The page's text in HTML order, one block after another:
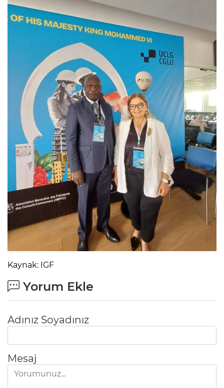
Kaynak: IGF
Yorum Ekle
Adınız Soyadınız
Mesaj